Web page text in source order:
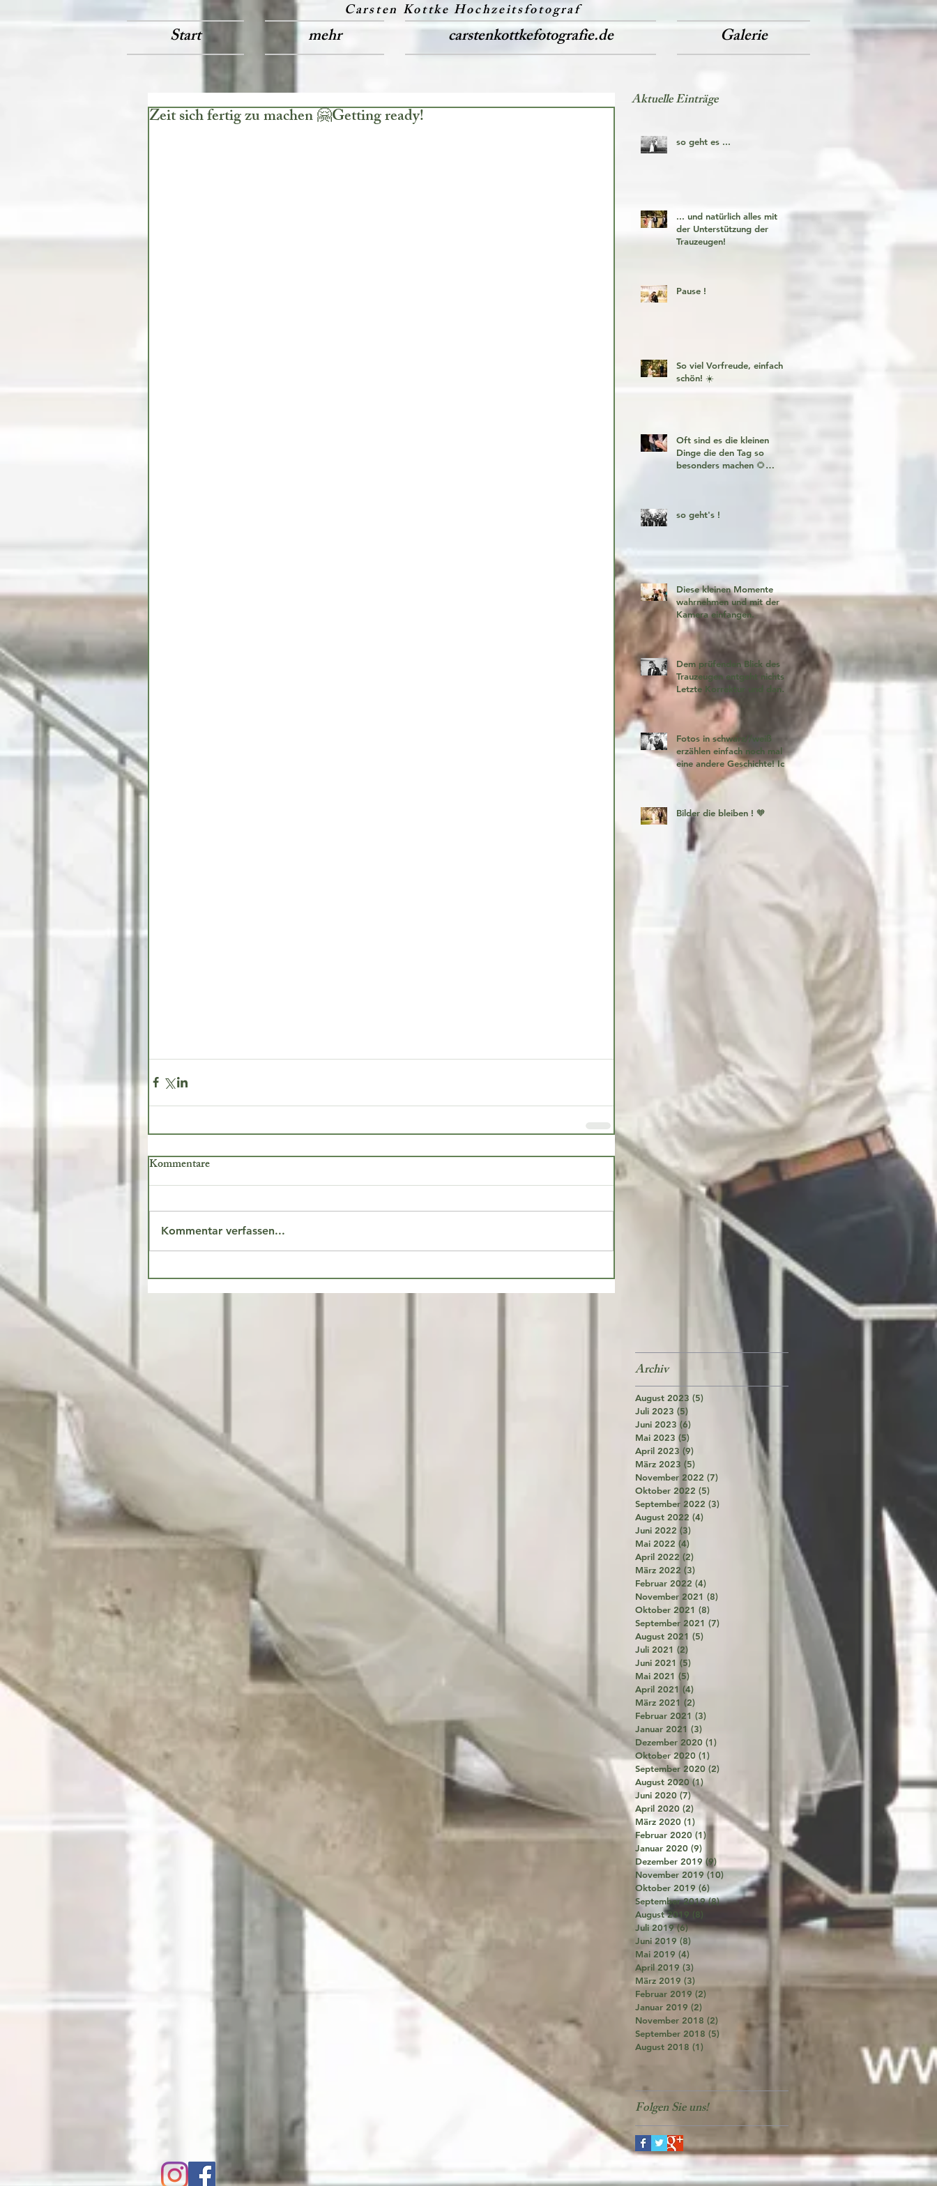
Carsten Kottke Hochzeitsfotograf
Start mehr carstenkottkefotografie.de Galerie
Zeit sich fertig zu machen 🤗Getting ready!
Kommentare
Kommentar verfassen...
Aktuelle Einträge
so geht es ...
... und natürlich alles mit
der Unterstützung der
Trauzeugen!
Pause !
So viel Vorfreude, einfach
schön! ☀️
Oft sind es die kleinen
Dinge die den Tag so
besonders machen 🌻
so geht's !
Diese kleinen Momente
wahrnehmen und mit der
Kamera einfangen.
Dem prüfenden Blick des
Trauzeugen entgeht nichts!
Letzte Korrektur und dann
geht es los!
Fotos in schwarz//weiß
erzählen einfach noch mal
eine andere Geschichte! Ich
liebe es 🧡
Bilder die bleiben ! 🧡
Archiv
August 2023 (5)
Juli 2023 (5)
Juni 2023 (6)
Mai 2023 (5)
April 2023 (9)
März 2023 (5)
November 2022 (7)
Oktober 2022 (5)
September 2022 (3)
August 2022 (4)
Juni 2022 (3)
Mai 2022 (4)
April 2022 (2)
März 2022 (3)
Februar 2022 (4)
November 2021 (8)
Oktober 2021 (8)
September 2021 (7)
August 2021 (5)
Juli 2021 (2)
Juni 2021 (5)
Mai 2021 (5)
April 2021 (4)
März 2021 (2)
Februar 2021 (3)
Januar 2021 (3)
Dezember 2020 (1)
Oktober 2020 (1)
September 2020 (2)
August 2020 (1)
Juni 2020 (7)7 Beiträge
April 2020 (2) 2 Beiträge
März 2020 (1) 1 Beitrag
Februar 2020 (1) 1 Beitrag
Januar 2020 (9)
Dezember 2019 (9)
November 2019 (10) 10 Beiträge
Oktober 2019 (6) 6 Beiträge
September 2019 (8)8 Beiträge
August 2019 (8)
Juli 2019 (6)6 Beiträge
Juni 2019 (8)
Mai 2019 (4)
April 2019 (3)
März 2019 (3)
Februar 2019 (2)
Januar 2019 (2)
November 2018 (2)
September 2018 (5)
August 2018 (1) 1 Beitrag
Folgen Sie uns!